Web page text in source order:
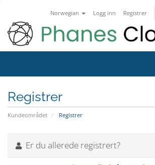
Norwegian Logg inn Registrer
Registrer
Kundeområdet Registrer
Er du allerede registrert?